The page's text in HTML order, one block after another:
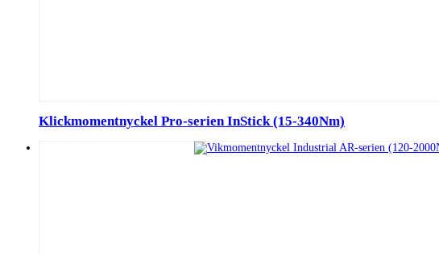
Klickmomentnyckel Pro-serien InStick (15-340Nm)